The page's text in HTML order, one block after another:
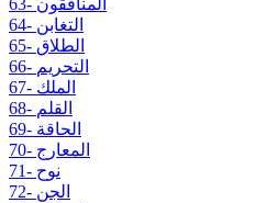
64- التغابن
65- الطلاق
66- التحريم
67- الملك
68- القلم
69- الحاقة
70- المعارج
71- نوح
72- الجن